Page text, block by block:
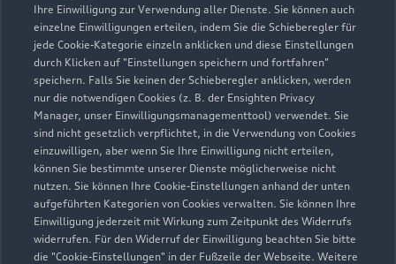
Ihre Einwilligung zur Verwendung aller Dienste. Sie können auch
einzelne Einwilligungen erteilen, indem Sie die Schieberegler für
jede Cookie-Kategorie einzeln anklicken und diese Einstellungen
durch Klicken auf "Einstellungen speichern und fortfahren"
speichern. Falls Sie keinen der Schieberegler anklicken, werden
nur die notwendigen Cookies (z. B. der Ensighten Privacy
Manager, unser Einwilligungsmanagementtool) verwendet. Sie
sind nicht gesetzlich verpflichtet, in die Verwendung von Cookies
einzuwilligen, aber wenn Sie Ihre Einwilligung nicht erteilen,
können Sie bestimmte unserer Dienste möglicherweise nicht
nutzen. Sie können Ihre Cookie-Einstellungen anhand der unten
aufgeführten Kategorien von Cookies verwalten. Sie können Ihre
Einwilligung jederzeit mit Wirkung zum Zeitpunkt des Widerrufs
widerrufen. Für den Widerruf der Einwilligung beachten Sie bitte
die "Cookie-Einstellungen" in der Fußzeile der Webseite. Weitere
Zur Teamübersicht
Serviceberater kontaktieren